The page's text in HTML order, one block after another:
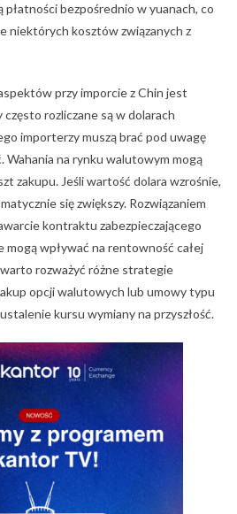
bezpośrednio w yuanach, co
niektórych kosztów związanych z
przy imporcie z Chin jest
rozliczane są w dolarach
importerzy muszą brać pod uwagę
Wahania na rynku walutowym mogą
zakupu. Jeśli wartość dolara wzrośnie,
się zwiększy. Rozwiązaniem
kontraktu zabezpieczającego
wpływać na rentowność całej
rozważyć różne strategie
opcji walutowych lub umowy typu
kursu wymiany na przyszłość.